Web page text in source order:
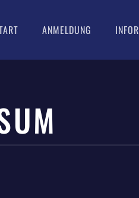
ANMELDUNG